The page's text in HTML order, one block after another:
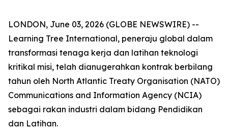
LONDON, June 03, 2026 (GLOBE NEWSWIRE) --
Learning Tree International, peneraju global dalam
transformasi tenaga kerja dan latihan teknologi
kritikal misi, telah dianugerahkan kontrak berbilang
tahun oleh North Atlantic Treaty Organisation (NATO)
Communications and Information Agency (NCIA)
sebagai rakan industri dalam bidang Pendidikan
dan Latihan.